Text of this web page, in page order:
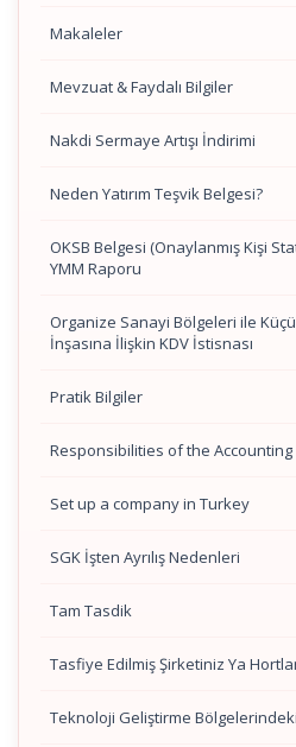
Makaleler
Mevzuat & Faydalı Bilgiler
Nakdi Sermaye Artışı İndirimi
Neden Yatırım Teşvik Belgesi?
OKSB Belgesi (Onaylanmış Kişi
YMM Raporu
Organize Sanayi Bölgeleri ile
İnşasına İlişkin KDV İstisnası
Pratik Bilgiler
Responsibilities of the
Set up a company in Turkey
SGK İşten Ayrılış Nedenleri
Tam Tasdik
Tasfiye Edilmiş Şirketiniz Ya
Teknoloji Geliştirme